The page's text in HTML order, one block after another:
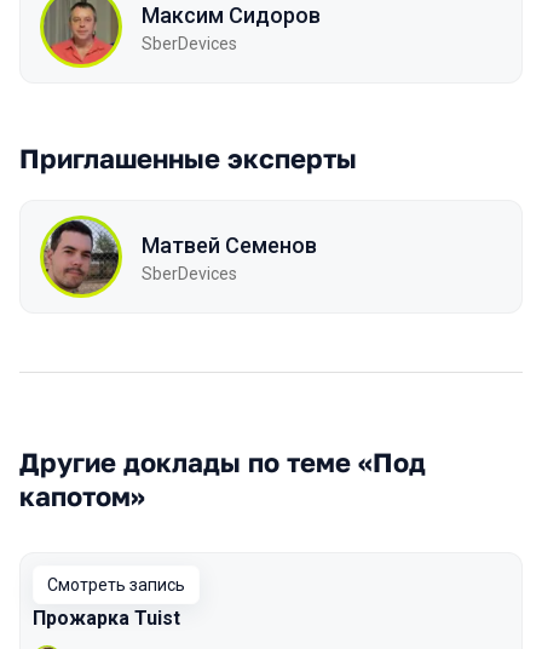
Максим Сидоров
SberDevices
Приглашенные эксперты
Матвей Семенов
SberDevices
Другие доклады по теме «Под
капотом»
Смотреть запись
Прожарка Tuist